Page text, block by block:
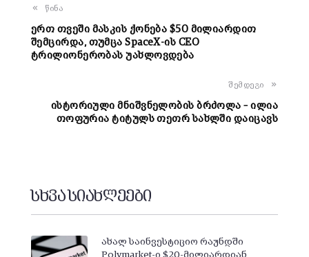
წინა
ერთ თვეში მასკის ქონება $50 მილიარდით
შემცირდა, თუმცა SpaceX-ის CEO
ტრილიონერობას უახლოვდება
შემდეგი
ისტორიული მნიშვნელობის ბრძოლა – ილია
თოფურია ტიტულს თეთრ სახლში დაიცავს
სხვა სიახლეები
ახალ საინვესტიციო რაუნდში